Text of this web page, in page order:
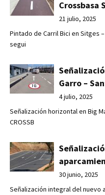
Crossbasa
21 julio, 2025
Pintado de Carril Bici en Sitges
segui
Garro –
4 julio, 2025
Señalización horizontal en Big
CROSSB
30 junio, 2025
Señalización integral del nuevo